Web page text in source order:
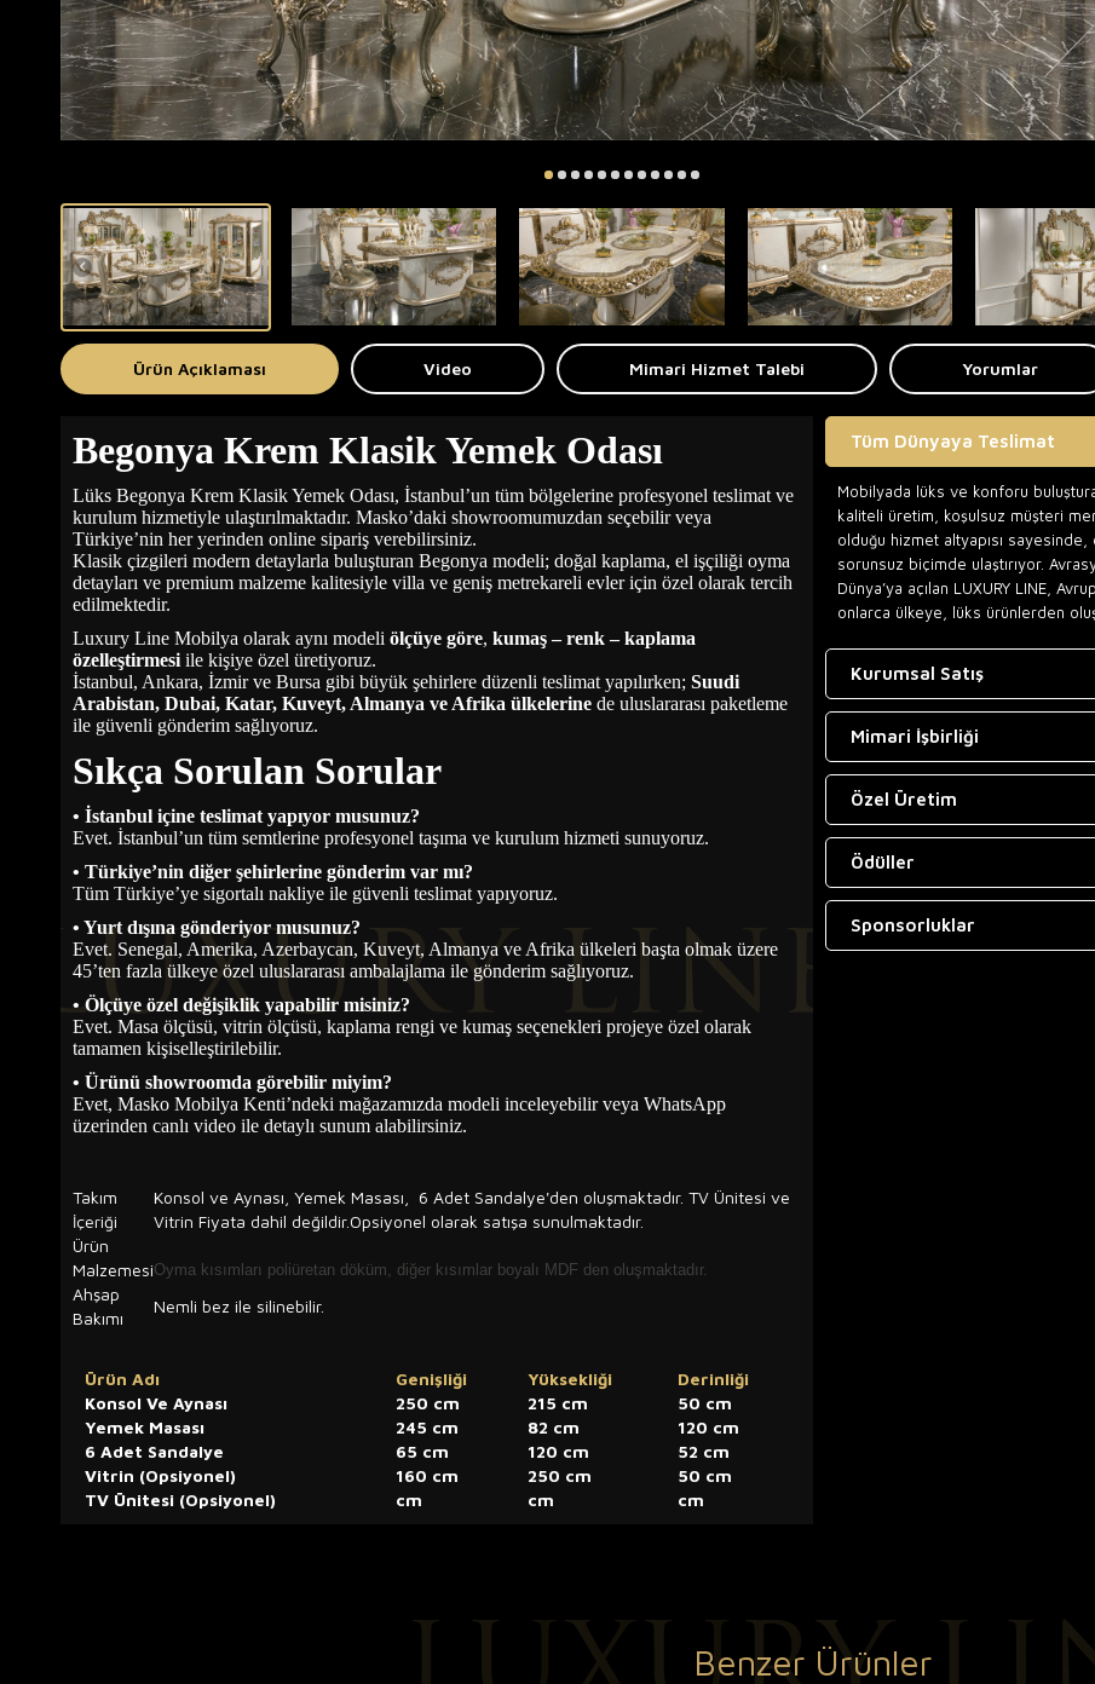
Ürün Açıklaması Video Mimari Hizmet Talebi Yorumlar
Begonya Krem Klasik Yemek Odası
Lüks Begonya Krem Klasik Yemek Odası, İstanbul’un tüm bölgelerine profesyonel teslimat ve
kurulum hizmetiyle ulaştırılmaktadır. Masko’daki showroomumuzdan seçebilir veya
Türkiye’nin her yerinden online sipariş verebilirsiniz.
Klasik çizgileri modern detaylarla buluşturan Begonya modeli; doğal kaplama, el işçiliği oyma
detayları ve premium malzeme kalitesiyle villa ve geniş metrekareli evler için özel olarak tercih
edilmektedir.
Luxury Line Mobilya olarak aynı modeli ölçüye göre, kumaş – renk – kaplama
özelleştirmesi ile kişiye özel üretiyoruz.
İstanbul, Ankara, İzmir ve Bursa gibi büyük şehirlere düzenli teslimat yapılırken; Suudi
Arabistan, Dubai, Katar, Kuveyt, Almanya ve Afrika ülkelerine de uluslararası paketleme
ile güvenli gönderim sağlıyoruz.
Sıkça Sorulan Sorular
• İstanbul içine teslimat yapıyor musunuz?
Evet. İstanbul’un tüm semtlerine profesyonel taşıma ve kurulum hizmeti sunuyoruz.
• Türkiye’nin diğer şehirlerine gönderim var mı?
Tüm Türkiye’ye sigortalı nakliye ile güvenli teslimat yapıyoruz.
• Yurt dışına gönderiyor musunuz?
Evet. Senegal, Amerika, Azerbaycan, Kuveyt, Almanya ve Afrika ülkeleri başta olmak üzere
45’ten fazla ülkeye özel uluslararası ambalajlama ile gönderim sağlıyoruz.
• Ölçüye özel değişiklik yapabilir misiniz?
Evet. Masa ölçüsü, vitrin ölçüsü, kaplama rengi ve kumaş seçenekleri projeye özel olarak
tamamen kişiselleştirilebilir.
• Ürünü showroomda görebilir miyim?
Evet, Masko Mobilya Kenti’ndeki mağazamızda modeli inceleyebilir veya WhatsApp
üzerinden canlı video ile detaylı sunum alabilirsiniz.
Takım
İçeriği
Konsol ve Aynası, Yemek Masası, 6 Adet Sandalye'den oluşmaktadır. TV Ünitesi ve
Vitrin Fiyata dahil değildir.Opsiyonel olarak satışa sunulmaktadır.
Ürün
MalzemesiOyma kısımları poliüretan döküm, diğer kısımlar boyalı MDF den oluşmaktadır.
Ahşap
Bakımı
Nemli bez ile silinebilir.
Ürün Adı Genişliği Yüksekliği
Derinliği
Konsol Ve Aynası
250 cm 215 cm
50 cm
Yemek Masası
245 cm 82 cm
120 cm
6 Adet Sandalye
65 cm 120 cm
52 cm
Vitrin (Opsiyonel)
160 cm 250 cm
50 cm
TV Ünitesi (Opsiyonel)
cm cm cm
Tüm Dünyaya Teslimat
Mobilyada lüks ve konforu
kaliteli üretim, koşulsuz müşteri
olduğu hizmet altyapısı sayesinde,
sorunsuz biçimde ulaştırıyor.
Dünya’ya açılan LUXURY LINE,
onlarca ülkeye, lüks ürünlerden
Kurumsal Satış
Mimari İşbirliği
Özel Üretim
Ödüller
Sponsorluklar
Benzer Ürünler